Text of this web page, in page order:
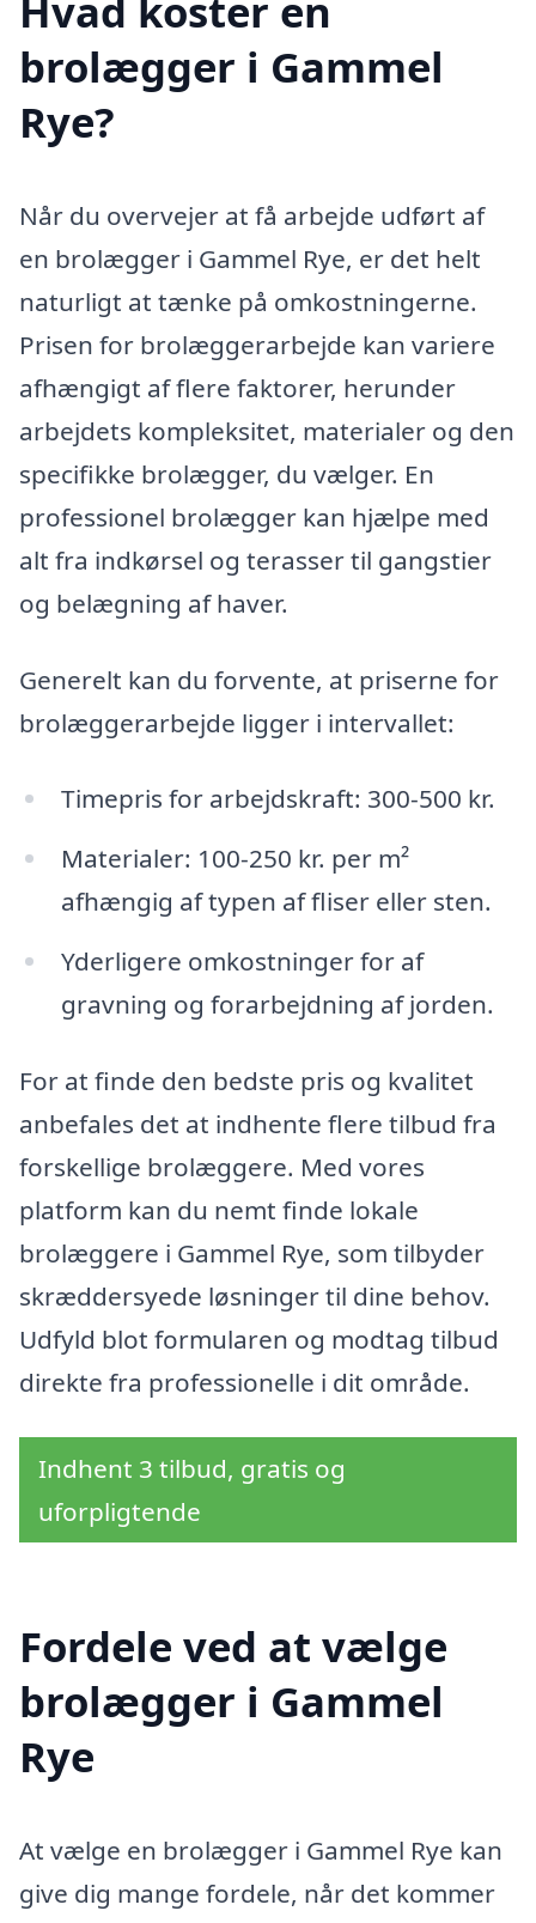
Hvad koster en
brolægger i Gammel
Rye?
Når du overvejer at få arbejde udført af
en brolægger i Gammel Rye, er det helt
naturligt at tænke på omkostningerne.
Prisen for brolæggerarbejde kan variere
afhængigt af flere faktorer, herunder
arbejdets kompleksitet, materialer og den
specifikke brolægger, du vælger. En
professionel brolægger kan hjælpe med
alt fra indkørsel og terasser til gangstier
og belægning af haver.
Generelt kan du forvente, at priserne for
brolæggerarbejde ligger i intervallet:
Timepris for arbejdskraft: 300-500 kr.
Materialer: 100-250 kr. per m²
afhængig af typen af fliser eller sten.
Yderligere omkostninger for af
gravning og forarbejdning af jorden.
For at finde den bedste pris og kvalitet
anbefales det at indhente flere tilbud fra
forskellige brolæggere. Med vores
platform kan du nemt finde lokale
brolæggere i Gammel Rye, som tilbyder
skræddersyede løsninger til dine behov.
Udfyld blot formularen og modtag tilbud
direkte fra professionelle i dit område.
Indhent 3 tilbud, gratis og
uforpligtende
Fordele ved at vælge
brolægger i Gammel
Rye
At vælge en brolægger i Gammel Rye kan
give dig mange fordele, når det kommer